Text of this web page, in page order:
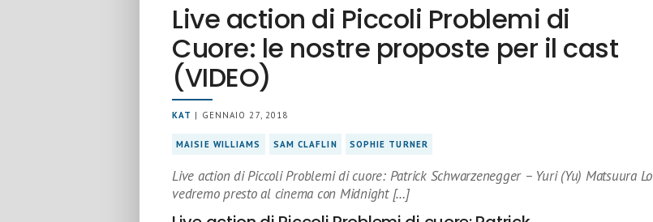
Live action di Piccoli Problemi di
Cuore: le nostre proposte per il cast
(VIDEO)
KAT | GENNAIO 27, 2018
MAISIE WILLIAMS SAM CLAFLIN SOPHIE TURNER
Live action di Piccoli Problemi di cuore: Patrick Schwarzenegger – Yuri (Yu) Matsuura Lo
vedremo presto al cinema con Midnight […]